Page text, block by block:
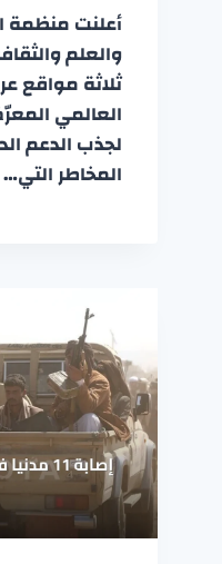
أعلنت منظمة
والعلم
ثلاثة مواقع
العالمي
لجذب الدعم
المخاطر التي…